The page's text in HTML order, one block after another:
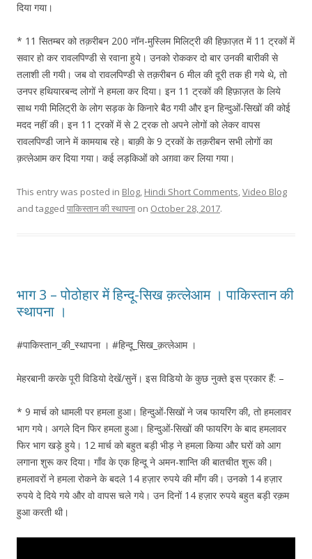
दिया गया।
* 11 सितम्बर को तक़रीबन 200 नॉन-मुस्लिम मिलिट्री की हिफ़ाज़त में 11 ट्रकों में
सवार हो कर रावलपिण्डी से रवाना हुये। उनको रोककर दो बार उनकी बारीकी से
तलाशी ली गयी। जब वो रावलपिण्डी से तक़रीबन 6 मील की दूरी तक ही गये थे, तो
उनपर हथियारबन्द लोगों ने हमला कर दिया। इन 11 ट्रकों की हिफ़ाज़त के लिये
साथ गयी मिलिट्री के लोग सड़क के किनारे बैठ गयी और इन हिन्दुओं-सिखों की कोई
मदद नहीं की। इन 11 ट्रकों में से 2 ट्रक तो अपने लोगों को लेकर वापस
रावलपिण्डी जाने में कामयाब रहे। बाक़ी के 9 ट्रकों के तक़रीबन सभी लोगों का
क़त्लेआम कर दिया गया। कई लड़किओं को अग़वा कर लिया गया।
This entry was posted in Blog, Hindi Short Comments,Video Blog
and tagged पाकिस्तान की स्थापना on October 28, 2017.
भाग 3 – पोठोहार में हिन्दू-सिख क़त्लेआम । पाकिस्तान की
स्थापना ।
#पाकिस्तान_की_स्थापना । #हिन्दू_सिख_क़त्लेआम ।
मेहरबानी करके पूरी विडियो देखें/सुनें। इस विडियो के कुछ नुक्ते इस प्रकार हैं: –
* 9 मार्च को धामली पर हमला हुआ। हिन्दुओं-सिखों ने जब फायरिंग की, तो हमलावर
भाग गये। अगले दिन फिर हमला हुआ। हिन्दुओं-सिखों की फायरिंग के बाद हमलावर
फिर भाग खड़े हुये। 12 मार्च को बहुत बड़ी भीड़ ने हमला किया और घरों को आग
लगाना शुरू कर दिया। गाँव के एक हिन्दू ने अमन-शान्ति की बातचीत शुरू की।
हमलावरों ने हमला रोकने के बदले 14 हज़ार रुपये की माँग की। उनको 14 हज़ार
रुपये दे दिये गये और वो वापस चले गये। उन दिनों 14 हज़ार रुपये बहुत बड़ी रक़म
हुआ करती थी।